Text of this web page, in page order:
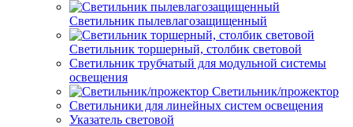
Светильник пылевлагозащищенный
Светильник торшерный, столбик световой
Светильник трубчатый для модульной системы
освещения
Светильник/прожектор
Светильники для линейных систем освещения
Указатель световой